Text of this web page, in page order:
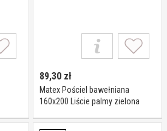
89,30 zł
Matex Pościel bawełniana
160x200 Liście palmy zielona